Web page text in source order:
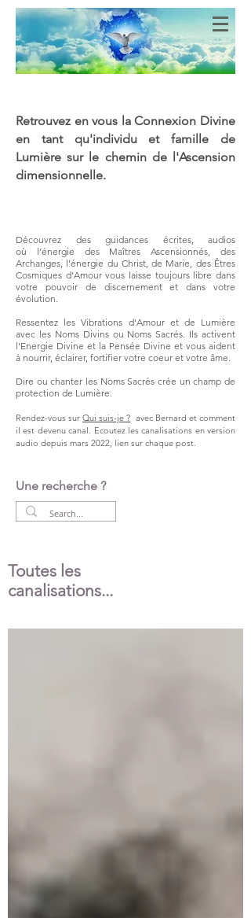
Bien-Aimés
COEURS DE LUMIERE
Retrouvez en vous la Connexion Divine
en tant qu'individu et famille de
Lumière sur le chemin de l'Ascension
dimensionnelle.
Découvrez des guidances écrites, audios
où l’énergie des Maîtres Ascensionnés, des
Archanges, l’énergie du Christ, de Marie, des Êtres
Cosmiques d’Amour vous laisse toujours libre dans
votre pouvoir de discernement et dans votre
évolution.
Ressentez les Vibrations d'Amour et de Lumière
avec les Noms Divins ou Noms Sacrés. Ils activent
l'Energie Divine et la Pensée Divine et vous aident
à nourrir, éclairer, fortifier votre coeur et votre âme.
Dire ou chanter les Noms Sacrés crée un champ de
protection de Lumière.
Rendez-vous surQui suis-je ? avec Bernard et comment
il est devenu canal. Ecoutez les canalisations en version
audio depuis mars 2022, lien sur chaque post.
Une recherche ?
Toutes les
canalisations...